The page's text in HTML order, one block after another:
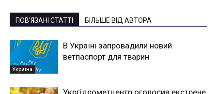
ПОВ'ЯЗАНІ СТАТТІ БІЛЬШЕ ВІД АВТОРА
Україна
В Україні запровадили новий
ветпаспорт для тварин
Укргідрометцентр оголосив екстрене